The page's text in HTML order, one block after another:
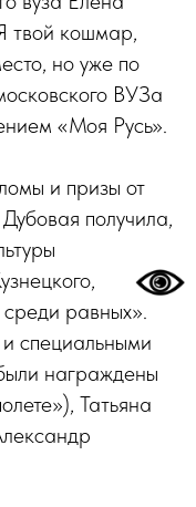
твой кошмар,
но уже по
ВУЗа
«Моя Русь».
и призы от
получила,
равных».
специальными
награждены
Татьяна